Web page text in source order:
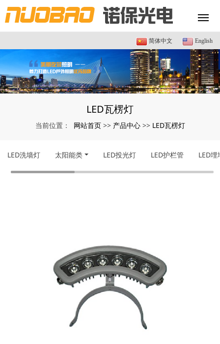
简体中文 English
LED瓦楞灯
当前位置： 网站首页 >> 产品中心 >> LED瓦楞灯
LED洗墙灯 太阳能类 LED投光灯 LED护栏管 LED埋